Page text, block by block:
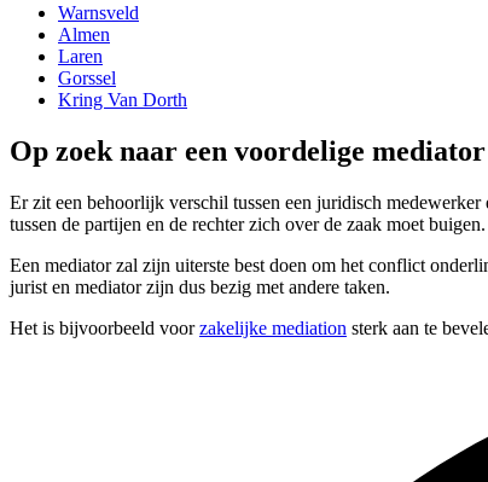
Warnsveld
Almen
Laren
Gorssel
Kring Van Dorth
Op zoek naar een voordelige
Er zit een behoorlijk verschil tussen een juridisch
tussen de partijen en de rechter zich over de zaak moet buigen.
Een mediator zal zijn uiterste best doen om het conflict
jurist en mediator zijn dus bezig met andere taken.
Het is bijvoorbeeld voorzakelijke mediation sterk aan te